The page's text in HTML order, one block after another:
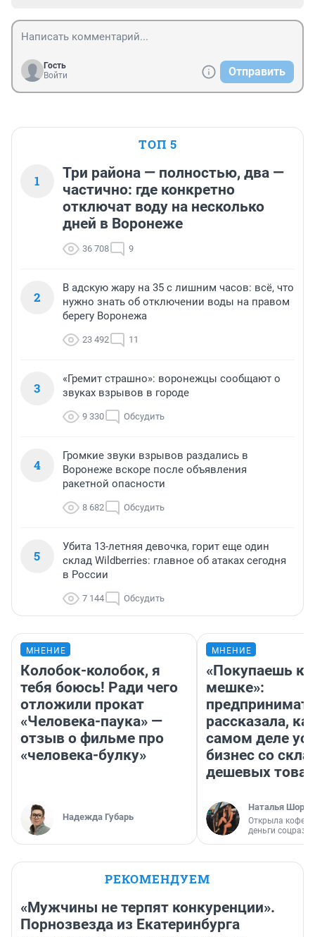
Гость
Войти
Отправить
ТОП 5
1
Три района — полностью, два —
частично: где конкретно
отключат воду на несколько
дней в Воронеже
36 708 9
2
В адскую жару на 35 с лишним часов: всё, что
нужно знать об отключении воды на правом
берегу Воронежа
23 492 11
3
«Гремит страшно»: воронежцы сообщают о
звуках взрывов в городе
9 330 Обсудить
4
Громкие звуки взрывов раздались в
Воронеже вскоре после объявления
ракетной опасности
8 682 Обсудить
5
Убита 13-летняя девочка, горит еще один
склад Wildberries: главное об атаках сегодня
в России
7 144 Обсудить
МНЕНИЕ
Колобок-колобок, я
тебя боюсь! Ради чего
отложили прокат
«Человека-паука» —
отзыв о фильме про
«человека-булку»
Надежда Губарь
МНЕНИЕ
«Покупаешь
мешке»:
рассказала,
самом деле
бизнес со
дешевых
Наталья
Открыла
деньги
РЕКОМЕНДУЕМ
«Мужчины не терпят конкуренции».
Порнозвезда из Екатеринбурга